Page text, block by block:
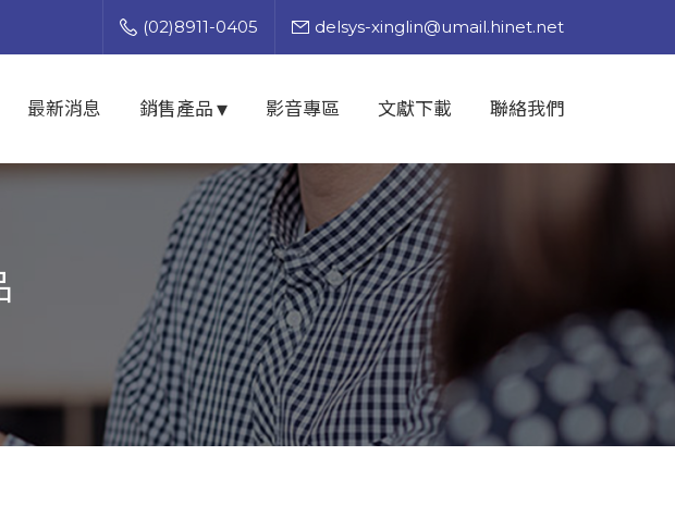
(02)8911-0405 delsys-xinglin@umail.hinet.net
最新消息 銷售產品 影音專區 文獻下載 聯絡我們